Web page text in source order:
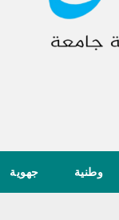
وطنية جهوية